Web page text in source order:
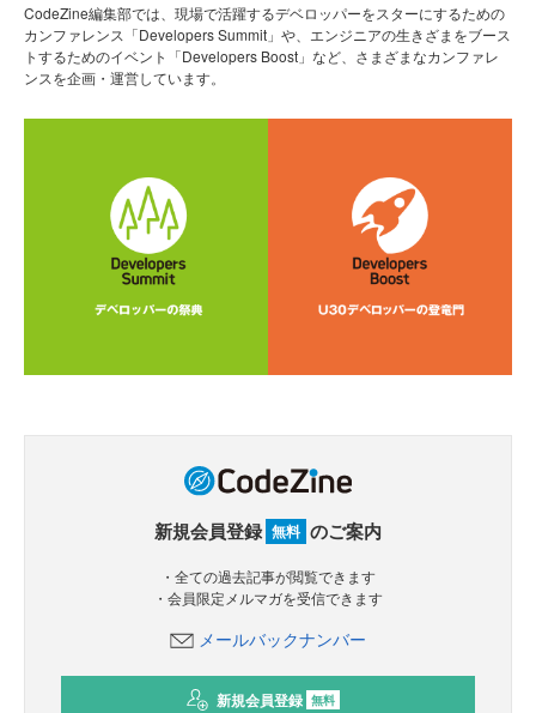
CodeZine編集部では、現場で活躍するデベロッパーをスターにするための
カンファレンス「Developers Summit」や、エンジニアの生きざまをブース
トするためのイベント「Developers Boost」など、さまざまなカンファレ
ンスを企画・運営しています。
新規会員登録 無料 のご案内
・全ての過去記事が閲覧できます
・会員限定メルマガを受信できます
メールバックナンバー
新規会員登録 無料